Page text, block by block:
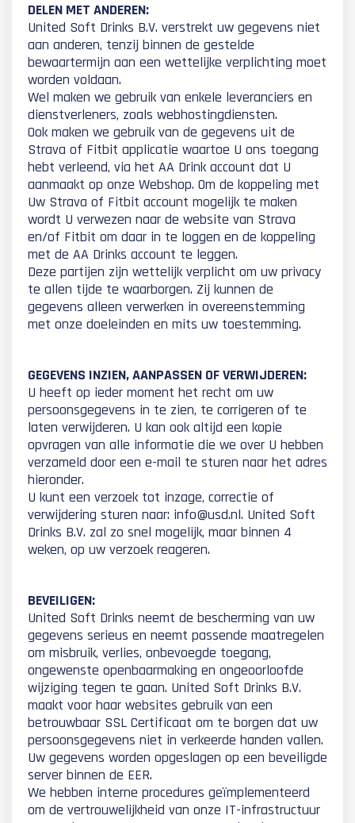
DELEN MET ANDEREN:
United Soft Drinks B.V. verstrekt uw gegevens niet
aan anderen, tenzij binnen de gestelde
bewaartermijn aan een wettelijke verplichting moet
worden voldaan.
Wel maken we gebruik van enkele leveranciers en
dienstverleners, zoals webhostingdiensten.
Ook maken we gebruik van de gegevens uit de
Strava of Fitbit applicatie waartoe U ons toegang
hebt verleend, via het AA Drink account dat U
aanmaakt op onze Webshop. Om de koppeling met
Uw Strava of Fitbit account mogelijk te maken
wordt U verwezen naar de website van Strava
en/of Fitbit om daar in te loggen en de koppeling
met de AA Drinks account te leggen.
Deze partijen zijn wettelijk verplicht om uw privacy
te allen tijde te waarborgen. Zij kunnen de
gegevens alleen verwerken in overeenstemming
met onze doeleinden en mits uw toestemming.
GEGEVENS INZIEN, AANPASSEN OF VERWIJDEREN:
U heeft op ieder moment het recht om uw
persoonsgegevens in te zien, te corrigeren of te
laten verwijderen. U kan ook altijd een kopie
opvragen van alle informatie die we over U hebben
verzameld door een e-mail te sturen naar het adres
hieronder.
U kunt een verzoek tot inzage, correctie of
verwijdering sturen naar: info@usd.nl. United Soft
Drinks B.V. zal zo snel mogelijk, maar binnen 4
weken, op uw verzoek reageren.
BEVEILIGEN:
United Soft Drinks neemt de bescherming van uw
gegevens serieus en neemt passende maatregelen
om misbruik, verlies, onbevoegde toegang,
ongewenste openbaarmaking en ongeoorloofde
wijziging tegen te gaan. United Soft Drinks B.V.
maakt voor haar websites gebruik van een
betrouwbaar SSL Certificaat om te borgen dat uw
persoonsgegevens niet in verkeerde handen vallen.
Uw gegevens worden opgeslagen op een beveiligde
server binnen de EER.
We hebben interne procedures geïmplementeerd
om de vertrouwelijkheid van onze IT-infrastructuur